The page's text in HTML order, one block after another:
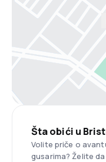
Šta obići u
Volite priče o
gusarima? Želite